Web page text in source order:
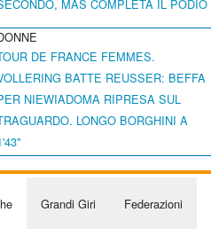
MAS COMPLETA IL PODIO
DE FRANCE FEMMES.
BATTE REUSSER: BEFFA
NIEWIADOMA RIPRESA SUL
LONGO BORGHINI A
Grandi Giri Federazioni